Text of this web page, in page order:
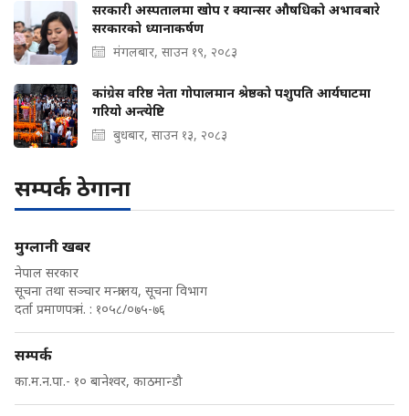
सरकारी अस्पतालमा खोप र क्यान्सर औषधिको अभावबारे
सरकारको ध्यानाकर्षण
मंगलबार, साउन १९, २०८३
कांग्रेस वरिष्ठ नेता गोपालमान श्रेष्ठको पशुपति आर्यघाटमा
गरियो अन्त्येष्टि
बुधबार, साउन १३, २०८३
सम्पर्क ठेगाना
मुग्लानी खबर
नेपाल सरकार
सूचना तथा सञ्चार मन्त्रालय, सूचना विभाग
दर्ता प्रमाणपत्र नं. : १०५८/०७५-७६
सम्पर्क
का.म.न.पा.- १० बानेश्वर, काठमान्डौ